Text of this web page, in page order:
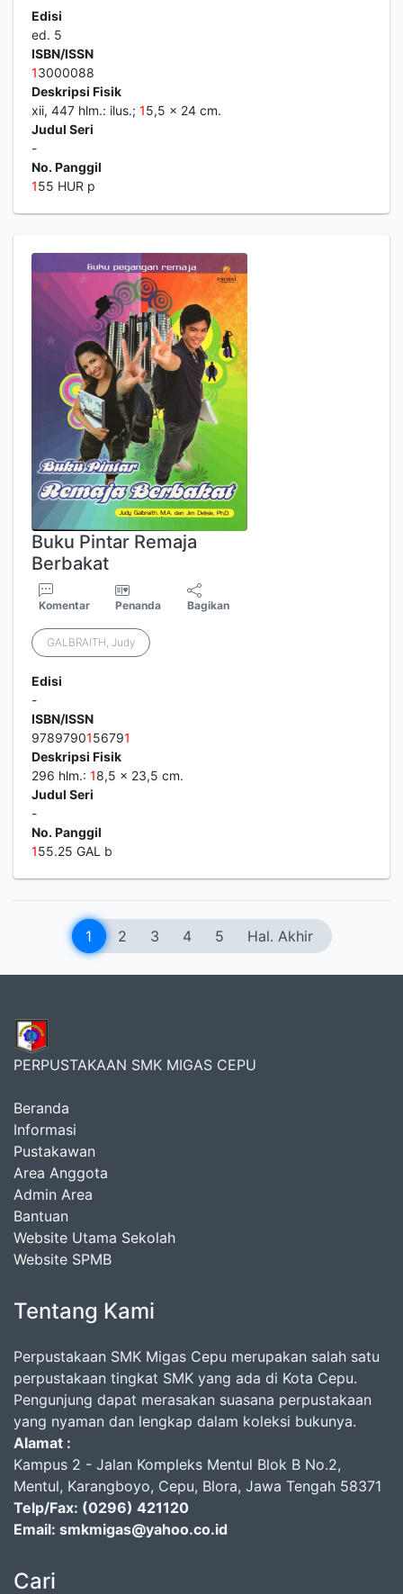
Edisi
ed. 5
ISBN/ISSN
13000088
Deskripsi Fisik
xii, 447 hlm.: ilus.; 15,5 x 24 cm.
Judul Seri
-
No. Panggil
155 HUR p
Buku Pintar Remaja
Berbakat
Komentar Penanda Bagikan
GALBRAITH, Judy
Edisi
-
ISBN/ISSN
9789790156791
Deskripsi Fisik
296 hlm.: 18,5 x 23,5 cm.
Judul Seri
-
No. Panggil
155.25 GAL b
1 2 3 4 5 Hal. Akhir
PERPUSTAKAAN SMK MIGAS CEPU
Beranda
Informasi
Pustakawan
Area Anggota
Admin Area
Bantuan
Website Utama Sekolah
Website SPMB
Tentang Kami
Perpustakaan SMK Migas Cepu merupakan salah satu
perpustakaan tingkat SMK yang ada di Kota Cepu.
Pengunjung dapat merasakan suasana perpustakaan
yang nyaman dan lengkap dalam koleksi bukunya.
Alamat :
Kampus 2 - Jalan Kompleks Mentul Blok B No.2,
Mentul, Karangboyo, Cepu, Blora, Jawa Tengah 58371
Telp/Fax: (0296) 421120
Email: smkmigas@yahoo.co.id
Cari